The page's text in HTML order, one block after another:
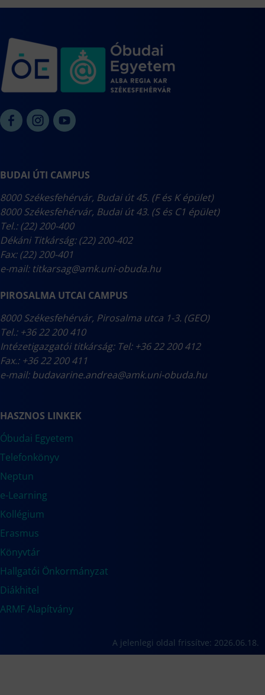
BUDAI ÚTI CAMPUS
8000 Székesfehérvár, Budai út 45. (F és K épület)
8000 Székesfehérvár, Budai út 43. (S és C1 épület)
Tel.: (22) 200-400
Dékáni Titkárság: (22) 200-402
Fax: (22) 200-401
e-mail: titkarsag@amk.uni-obuda.hu
PIROSALMA UTCAI CAMPUS
8000 Székesfehérvár, Pirosalma utca 1-3. (GEO)
Tel.: +36 22 200 410
Intézetigazgatói titkárság: Tel: +36 22 200 412
Fax.: +36 22 200 411
e-mail:budavarine.andrea@amk.uni-obuda.hu
HASZNOS LINKEK
Óbudai Egyetem
Telefonkönyv
Neptun
e-Learning
Kollégium
Erasmus
Könyvtár
Hallgatói Önkormányzat
Diákhitel
ARMF Alapítvány
A jelenlegi oldal frissítve: 2026.06.18.